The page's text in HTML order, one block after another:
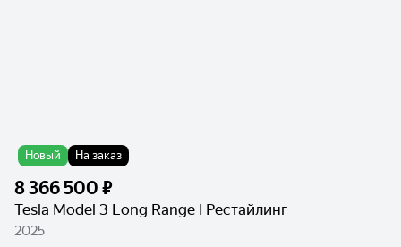
Новый На заказ
8 366 500 ₽
Tesla Model 3 Long Range I Рестайлинг
2025